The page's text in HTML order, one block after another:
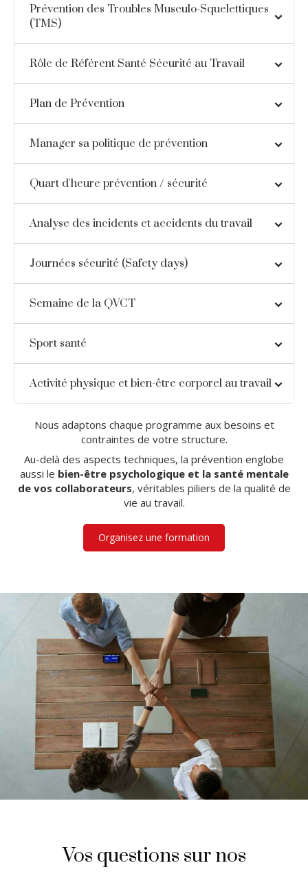
Prévention des Troubles Musculo-Squelettiques
(TMS)
Rôle de Référent Santé Sécurité au Travail
Plan de Prévention
Manager sa politique de prévention
Quart d'heure prévention / sécurité
Analyse des incidents et accidents du travail
Journées sécurité (Safety days)
Semaine de la QVCT
Sport santé
Activité physique et bien-être corporel au travail
Nous adaptons chaque programme aux besoins et
contraintes de votre structure.
Au-delà des aspects techniques, la prévention englobe
aussi le bien-être psychologique et la santé mentale
de vos collaborateurs, véritables piliers de la qualité de
vie au travail.
Organisez une formation
Vos questions sur nos